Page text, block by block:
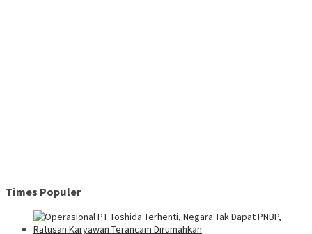
Times Populer